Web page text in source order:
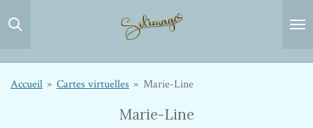
Passer
Accueil » Cartes virtuelles » Marie-Line
Marie-Line